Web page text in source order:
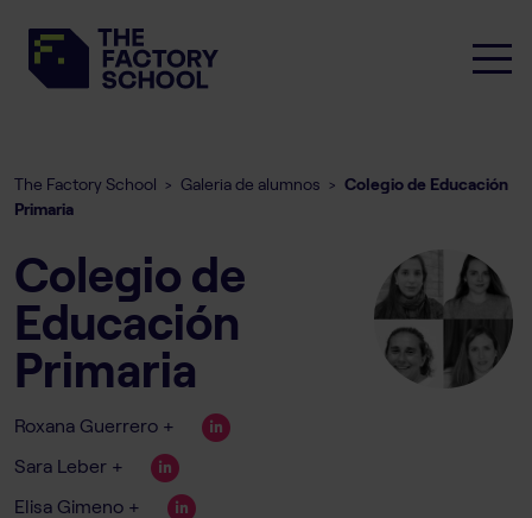
The Factory School > Galeria de alumnos > Colegio de Educación
Primaria
Colegio de
Educación
Primaria
Roxana Guerrero +
Sara Leber +
Elisa Gimeno +